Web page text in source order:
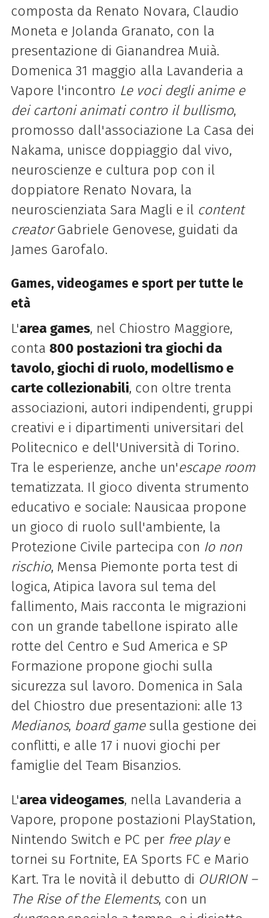
composta da Renato Novara, Claudio
Moneta e Jolanda Granato, con la
presentazione di Gianandrea Muià.
Domenica 31 maggio alla Lavanderia a
Vapore l'incontro Le voci degli anime e
dei cartoni animati contro il bullismo,
promosso dall'associazione La Casa dei
Nakama, unisce doppiaggio dal vivo,
neuroscienze e cultura pop con il
doppiatore Renato Novara, la
neuroscienziata Sara Magli e il content
creatorGabriele Genovese, guidati da
James Garofalo.
Games, videogames e sport per tutte le
età
L'area games, nel Chiostro Maggiore,
conta 800 postazioni tra giochi da
tavolo, giochi di ruolo, modellismo e
carte collezionabili, con oltre trenta
associazioni, autori indipendenti, gruppi
creativi e i dipartimenti universitari del
Politecnico e dell'Università di Torino.
Tra le esperienze, anche un'escape room
tematizzata. Il gioco diventa strumento
educativo e sociale: Nausicaa propone
un gioco di ruolo sull'ambiente, la
Protezione Civile partecipa con Io non
rischio, Mensa Piemonte porta test di
logica, Atipica lavora sul tema del
fallimento, Mais racconta le migrazioni
con un grande tabellone ispirato alle
rotte del Centro e Sud America e SP
Formazione propone giochi sulla
sicurezza sul lavoro. Domenica in Sala
del Chiostro due presentazioni: alle 13
Medianos, board gamesulla gestione dei
conflitti, e alle 17 i nuovi giochi per
famiglie del Team Bisanzios.
L'area videogames, nella Lavanderia a
Vapore, propone postazioni PlayStation,
Nintendo Switch e PC per free playe
tornei su Fortnite, EA Sports FC e Mario
Kart. Tra le novità il debutto di OURION –
The Rise of the Elements, con un